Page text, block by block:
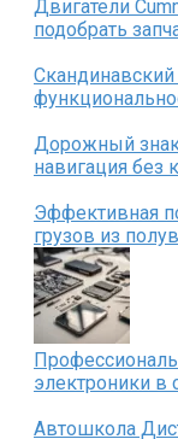
Двигатели
подобрать
Дорожный знак
навигация без
Эффективная
грузов из
электроники в
Автошкола